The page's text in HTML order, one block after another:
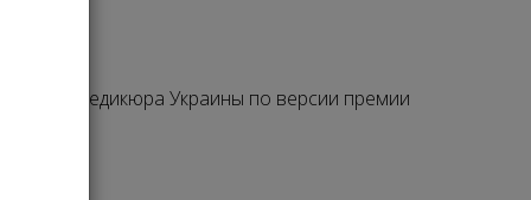
педикюра Украины по версии премии